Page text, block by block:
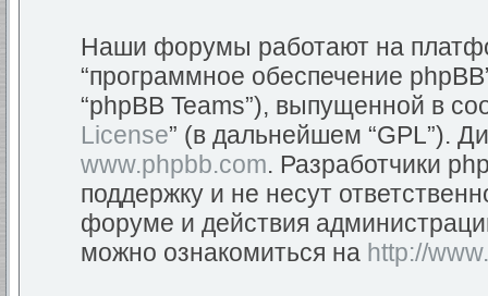
Наши форумы работают на
“программное обеспечение
“phpBB Teams”), выпущенной в
License” (в дальнейшем “GPL”).
www.phpbb.com. Разработчики
поддержку и не несут
форуме и действия
можно ознакомиться на http://